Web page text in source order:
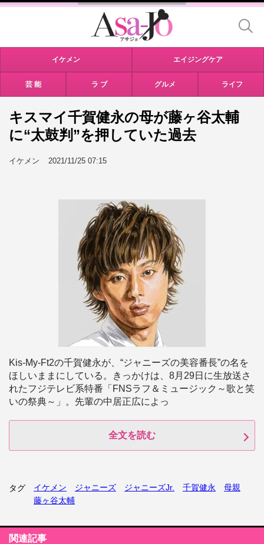
イケメン エイジングケア
芸 能 ラ ブ グルメ ライフ
キスマイ千賀健永の母が藤ヶ谷太輔
に“太鼓判”を押していた過去
イケメン 2021/11/25 07:15
Kis-My-Ft2の千賀健永が、“ジャニーズの美容番長”の名を
ほしいままにしている。きっかけは、8月29日に生放送さ
れたフジテレビ系特番「FNSラフ＆ミュージック～歌と笑
いの祭典～」。先輩の中居正広によっ
全文を読む
タグ イケメン ジャニーズ ジャニーズJr. 千賀健永
母親
藤ヶ谷太輔
関連記事